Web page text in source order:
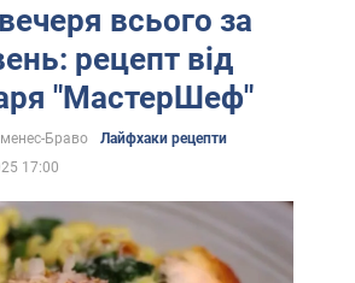
всього за
рецепт від
"МастерШеф"
Браво
Лайфхаки рецепти
17:00